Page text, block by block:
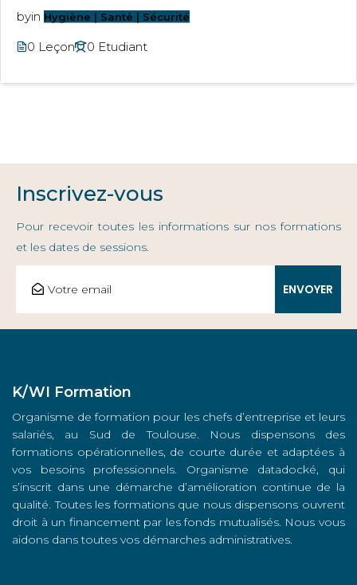
byin Hygiène | Santé | Sécurité
0 Leçon 0 Etudiant
Inscrivez-vous
Pour recevoir toutes les informations sur nos formations
et les dates de sessions.
K/WI Formation
Organisme de formation pour les chefs d’entreprise et leurs
salariés, au Sud de Toulouse. Nous dispensons des
formations opérationnelles, de courte durée et adaptées à
vos besoins professionnels. Organisme datadocké, qui
s’inscrit dans une démarche d’amélioration continue de la
qualité. Toutes les formations que nous dispensons ouvrent
droit à un financement par les fonds mutualisés. Nous vous
aidons dans toutes vos démarches administratives.